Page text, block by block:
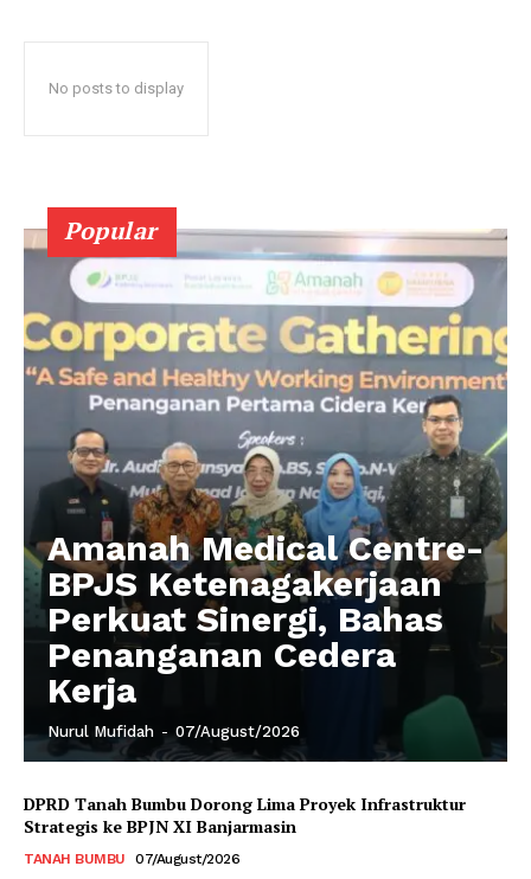
No posts to display
Popular
Amanah Medical Centre-
BPJS Ketenagakerjaan
Perkuat Sinergi, Bahas
Penanganan Cedera
Kerja
Nurul Mufidah - 07/August/2026
DPRD Tanah Bumbu Dorong Lima Proyek Infrastruktur
Strategis ke BPJN XI Banjarmasin
TANAH BUMBU 07/August/2026